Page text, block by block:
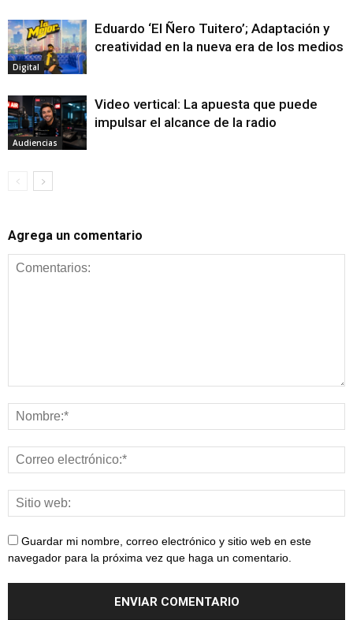
Digital
Eduardo ‘El Ñero Tuitero’; Adaptación y
creatividad en la nueva era de los medios
Audiencias
Video vertical: La apuesta que puede
impulsar el alcance de la radio
Agrega un comentario
Guardar mi nombre, correo electrónico y sitio web en este
navegador para la próxima vez que haga un comentario.